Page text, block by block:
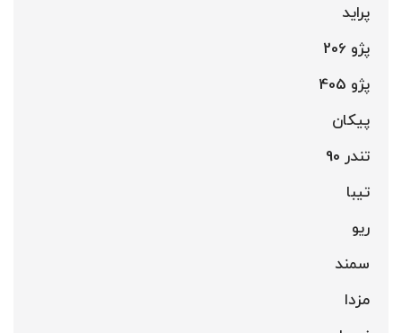
پراید
پژو 206
پژو 405
پیکان
تندر 90
تیبا
ریو
سمند
مزدا